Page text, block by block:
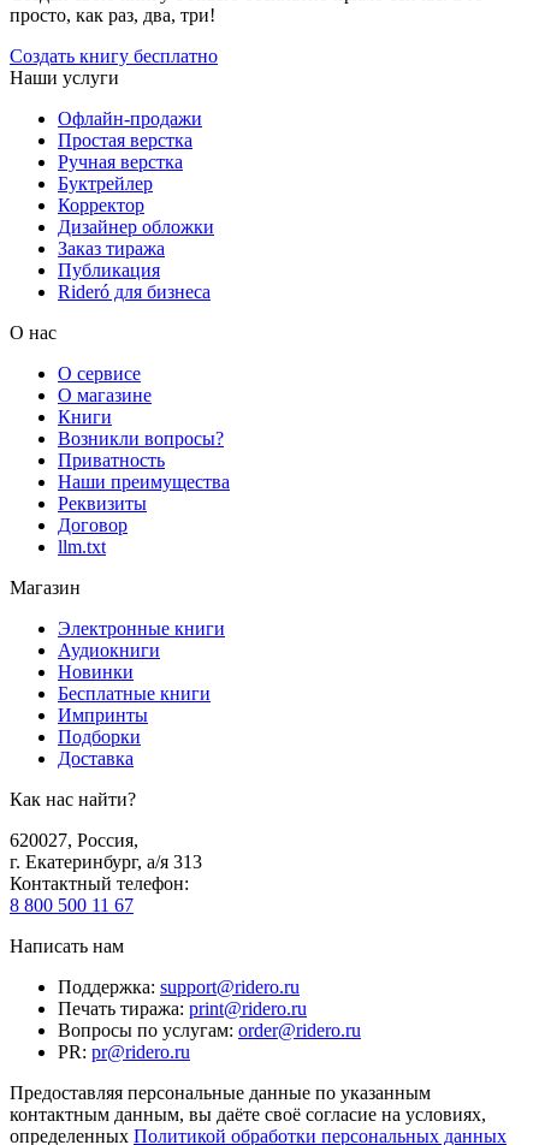
просто, как раз, два, три!
Создать книгу бесплатно
Наши услуги
Офлайн-продажи
Простая верстка
Ручная верстка
Буктрейлер
Корректор
Дизайнер обложки
Заказ тиража
Публикация
Rideró для бизнеса
О нас
О сервисе
О магазине
Книги
Возникли вопросы?
Приватность
Наши преимущества
Реквизиты
Договор
llm.txt
Магазин
Электронные книги
Аудиокниги
Новинки
Бесплатные книги
Импринты
Подборки
Доставка
Как нас найти?
620027, Россия,
г. Екатеринбург, а/я 313
Контактный телефон:
8 800 500 11 67
Написать нам
Поддержка: support@ridero.ru
Печать тиража: print@ridero.ru
Вопросы по услугам: order@ridero.ru
PR: pr@ridero.ru
Предоставляя персональные данные по указанным
контактным данным, вы даёте своё согласие на условиях,
определенных Политикой обработки персональных данных